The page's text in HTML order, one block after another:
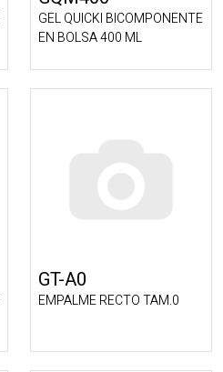
GEL QUICKI BICOMPONENTE
EN BOLSA 400 ML
GT-A0
EMPALME RECTO TAM.0